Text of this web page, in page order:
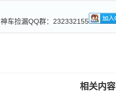
神车捡漏QQ群：232332155
相关内容